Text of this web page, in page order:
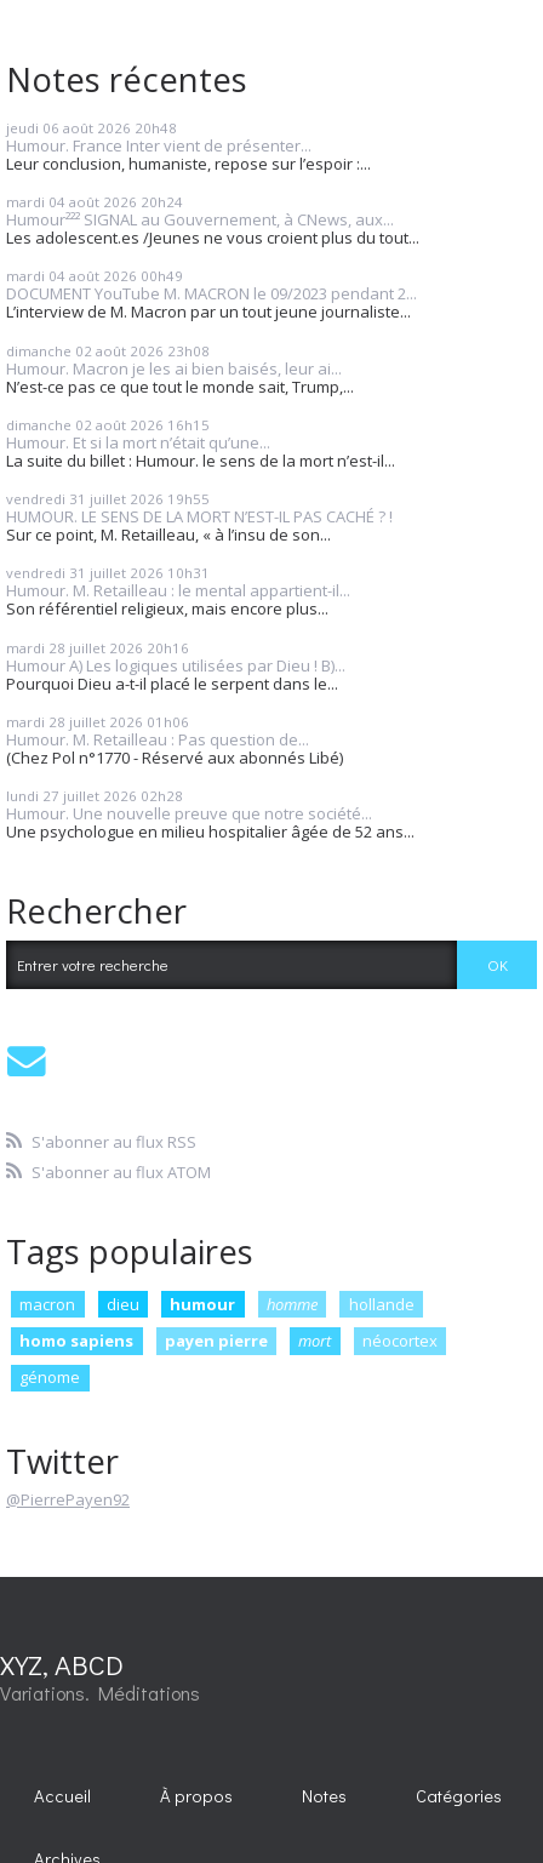
Notes récentes
jeudi 06 août 2026 20h48
Humour. France Inter vient de présenter...
Leur conclusion, humaniste, repose sur l’espoir :...
mardi 04 août 2026 20h24
Humour²²² SIGNAL au Gouvernement, à CNews, aux...
Les adolescent.es /Jeunes ne vous croient plus du tout...
mardi 04 août 2026 00h49
DOCUMENT YouTube M. MACRON le 09/2023 pendant 2...
L’interview de M. Macron par un tout jeune journaliste...
dimanche 02 août 2026 23h08
Humour. Macron je les ai bien baisés, leur ai...
N’est-ce pas ce que tout le monde sait, Trump,...
dimanche 02 août 2026 16h15
Humour. Et si la mort n’était qu’une...
La suite du billet : Humour. le sens de la mort n’est-il...
vendredi 31 juillet 2026 19h55
HUMOUR. LE SENS DE LA MORT N’EST-IL PAS CACHÉ ? !
Sur ce point, M. Retailleau, « à l’insu de son...
vendredi 31 juillet 2026 10h31
Humour. M. Retailleau : le mental appartient-il...
Son référentiel religieux, mais encore plus...
mardi 28 juillet 2026 20h16
Humour A) Les logiques utilisées par Dieu ! B)...
Pourquoi Dieu a-t-il placé le serpent dans le...
mardi 28 juillet 2026 01h06
Humour. M. Retailleau : Pas question de...
(Chez Pol n°1770 - Réservé aux abonnés Libé)
lundi 27 juillet 2026 02h28
Humour. Une nouvelle preuve que notre société...
Une psychologue en milieu hospitalier âgée de 52 ans...
Rechercher
S'abonner au flux RSS
S'abonner au flux ATOM
Tags populaires
macron dieu humour homme
hollande
homo sapiens
payen pierre mort
néocortex
génome
Twitter
@PierrePayen92
XYZ, ABCD
Variations. Méditations
Accueil À propos Notes Catégories
Archives